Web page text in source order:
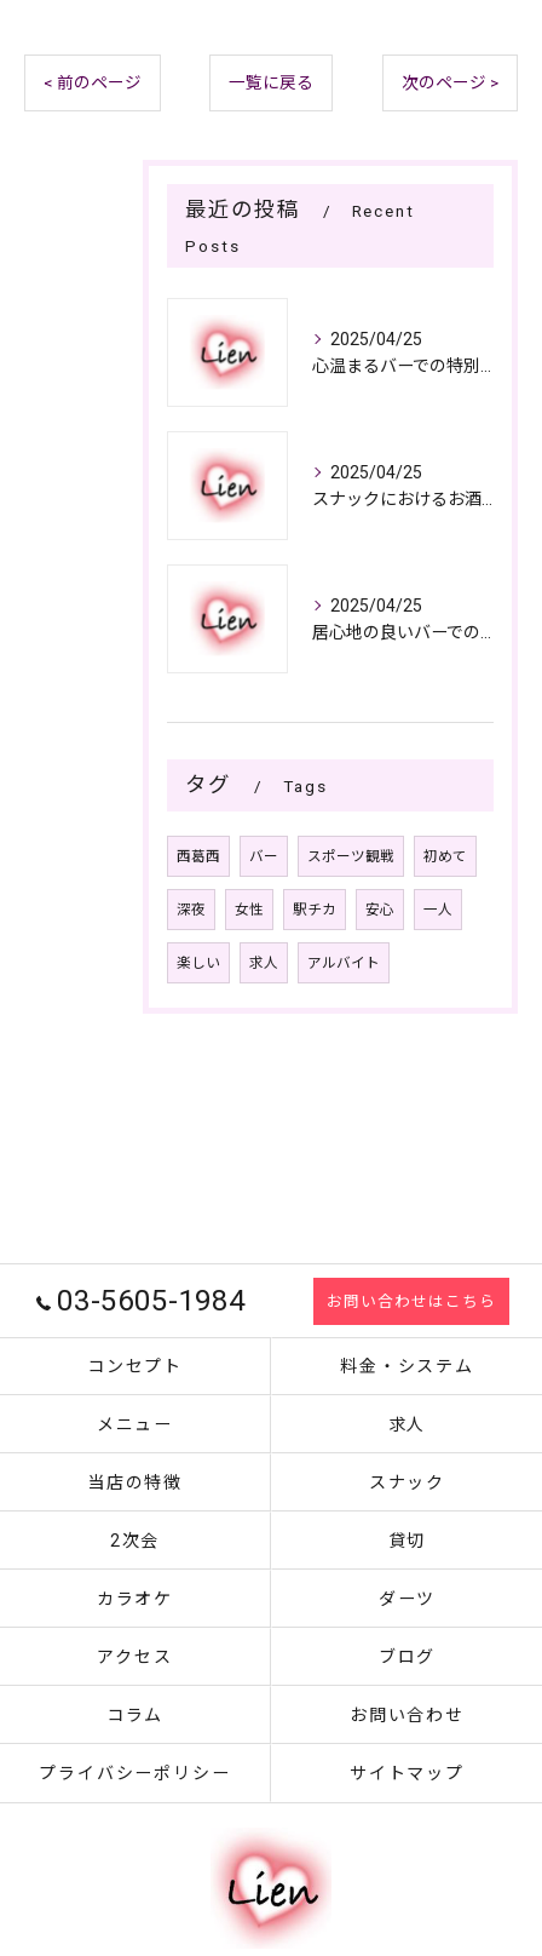
< 前のページ 一覧に戻る 次のページ >
最近の投稿
Recent
Posts
2025/04/25
2025/04/25
2025/04/25
タグ Tags
西葛西 バー スポーツ観戦 初めて
深夜 女性 駅チカ 安心 一人
楽しい 求人 アルバイト
03-5605-1984 お問い合わせはこちら
コンセプト 料金・システム
メニュー 求人
当店の特徴 スナック
2次会 貸切
カラオケ ダーツ
アクセス ブログ
コラム お問い合わせ
プライバシーポリシー サイトマップ